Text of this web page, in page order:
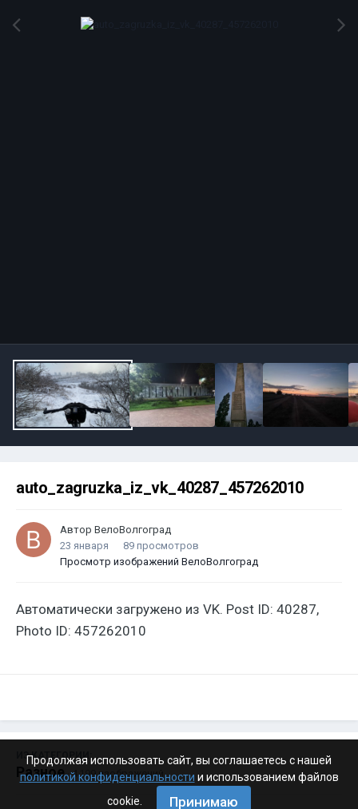
auto_zagruzka_iz_vk_40287_457262010
Автор ВелоВолгоград
23 января
89 просмотров
Просмотр изображений ВелоВолгоград
Автоматически загружено из VK. Post ID: 40287,
Photo ID: 457262010
ИЗ КАТЕГОРИИ:
Разное · 4 199 изображений
Продолжая использовать сайт, вы соглашаетесь с нашей
политикой конфиденциальности и использованием файлов
cookie.
Принимаю